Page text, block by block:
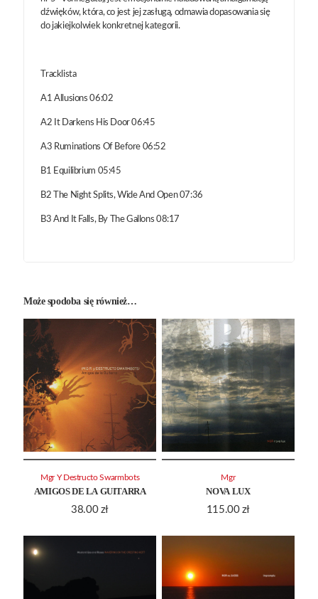
dźwięków, która, co jest jej zasługą, odmawia dopasowania się
do jakiejkolwiek konkretnej kategorii.
Tracklista
A1 Allusions 06:02
A2 It Darkens His Door 06:45
A3 Ruminations Of Before 06:52
B1 Equilibrium 05:45
B2 The Night Splits, Wide And Open 07:36
B3 And It Falls, By The Gallons 08:17
Może spodoba się również…
AMIGOS DE LA GUITARRA
38.00 zł
Mgr Y Destructo Swarmbots
NOVA LUX
115.00 zł
Mgr